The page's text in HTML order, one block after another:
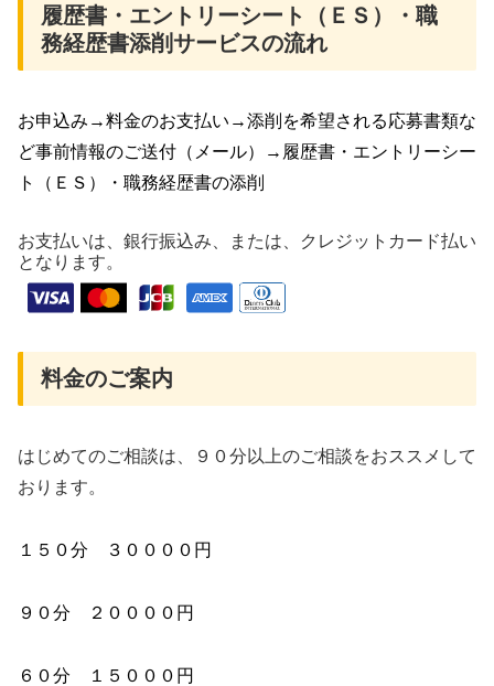
履歴書・エントリーシート（ＥＳ）・職
務経歴書添削サービスの流れ
お申込み→料金のお支払い→添削を希望される応募書類な
ど事前情報のご送付（メール）→履歴書・エントリーシー
ト（ＥＳ）・職務経歴書の添削
お支払いは、銀行振込み、または、クレジットカード払い
となります。
料金のご案内
はじめてのご相談は、９０分以上のご相談をおススメして
おります。
１５０分 ３００００円
９０分 ２００００円
６０分 １５０００円